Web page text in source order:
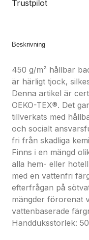
Trustpilot
Beskrivning
450 g/m² hållbar
är härligt tjock,
Denna artikel är
OEKO-TEX®. Det
tillverkats med
och socialt
fri från skadliga
Finns i en mängd
alla hem- eller
med en vattenfri
efterfrågan på
mängder förorenat
vattenbaserade
Handduksstorlek: